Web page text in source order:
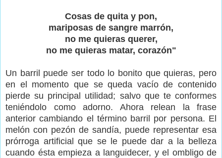
Cosas de quita y pon,
mariposas de sangre marrón,
no me quieras querer,
no me quieras matar, corazón"
Un barril puede ser todo lo bonito que quieras, pero
en el momento que se queda vacío de contenido
pierde su principal utilidad; salvo que te conformes
teniéndolo como adorno. Ahora relean la frase
anterior cambiando el término barril por persona. El
melón con pezón de sandía, puede representar esa
prórroga artificial que se le puede dar a la belleza
cuando ésta empieza a languidecer, y el ombligo de